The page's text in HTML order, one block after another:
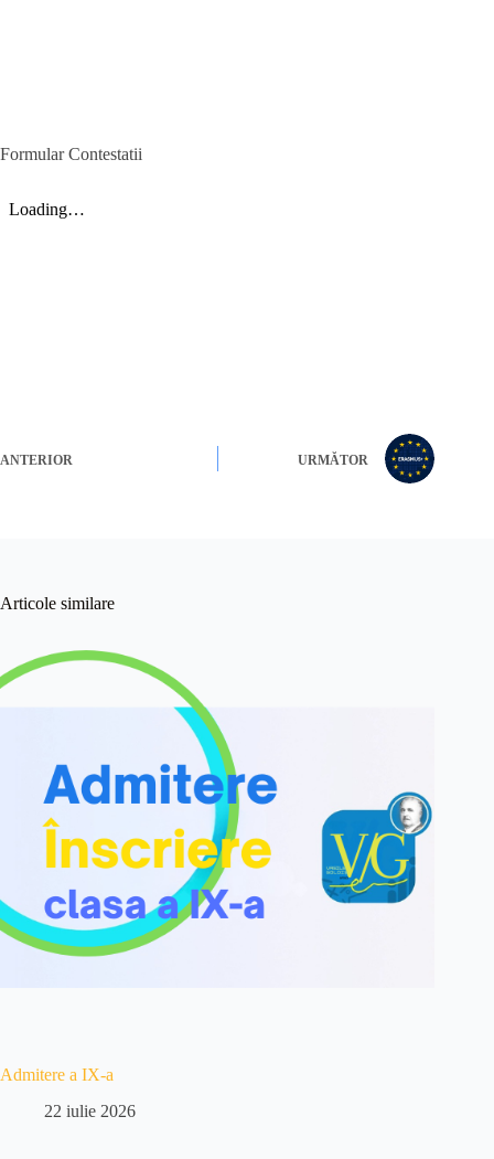
Formular Contestatii
ANTERIOR URMĂTOR
Articole similare
Admitere a IX-a
22 iulie 2026